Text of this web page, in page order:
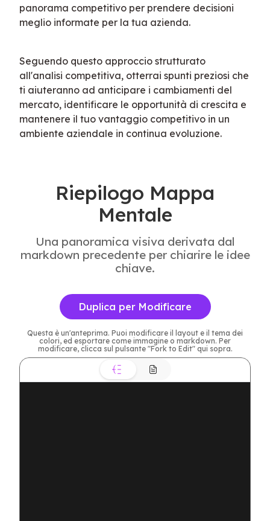
panorama competitivo per prendere decisioni
meglio informate per la tua azienda.
Seguendo questo approccio strutturato
all'analisi competitiva, otterrai spunti preziosi che
ti aiuteranno ad anticipare i cambiamenti del
mercato, identificare le opportunità di crescita e
mantenere il tuo vantaggio competitivo in un
ambiente aziendale in continua evoluzione.
Riepilogo Mappa
Mentale
Una panoramica visiva derivata dal
markdown precedente per chiarire le idee
chiave.
Duplica per Modificare
Questa è un'anteprima. Puoi modificare il layout e il tema dei
colori, ed esportare come immagine o markdown. Per
modificare, clicca sul pulsante "Fork to Edit" qui sopra.